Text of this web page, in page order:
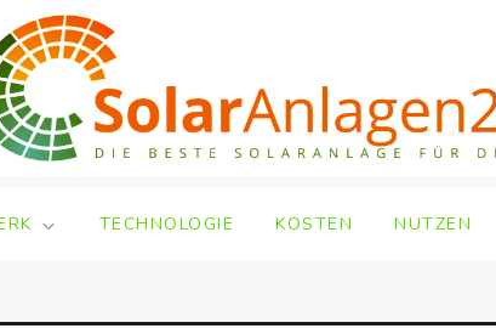
TECHNOLOGIE KOSTEN NUTZEN